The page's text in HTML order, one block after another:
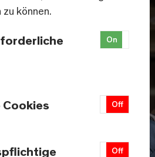
können.
On
Off
Off